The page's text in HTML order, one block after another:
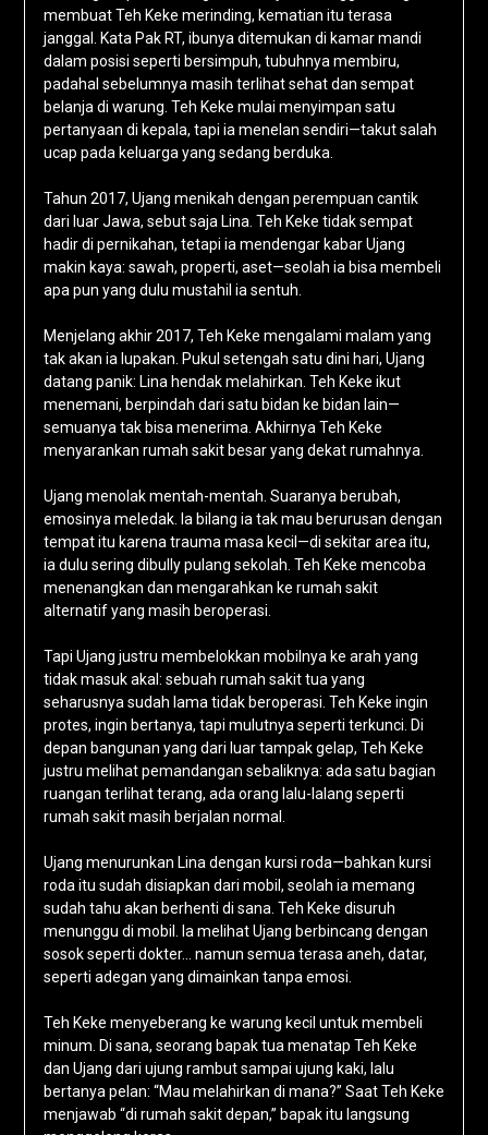
membuat Teh Keke merinding, kematian itu terasa
janggal. Kata Pak RT, ibunya ditemukan di kamar mandi
dalam posisi seperti bersimpuh, tubuhnya membiru,
padahal sebelumnya masih terlihat sehat dan sempat
belanja di warung. Teh Keke mulai menyimpan satu
pertanyaan di kepala, tapi ia menelan sendiri—takut salah
ucap pada keluarga yang sedang berduka.
Tahun 2017, Ujang menikah dengan perempuan cantik
dari luar Jawa, sebut saja Lina. Teh Keke tidak sempat
hadir di pernikahan, tetapi ia mendengar kabar Ujang
makin kaya: sawah, properti, aset—seolah ia bisa membeli
apa pun yang dulu mustahil ia sentuh.
Menjelang akhir 2017, Teh Keke mengalami malam yang
tak akan ia lupakan. Pukul setengah satu dini hari, Ujang
datang panik: Lina hendak melahirkan. Teh Keke ikut
menemani, berpindah dari satu bidan ke bidan lain—
semuanya tak bisa menerima. Akhirnya Teh Keke
menyarankan rumah sakit besar yang dekat rumahnya.
Ujang menolak mentah-mentah. Suaranya berubah,
emosinya meledak. Ia bilang ia tak mau berurusan dengan
tempat itu karena trauma masa kecil—di sekitar area itu,
ia dulu sering dibully pulang sekolah. Teh Keke mencoba
menenangkan dan mengarahkan ke rumah sakit
alternatif yang masih beroperasi.
Tapi Ujang justru membelokkan mobilnya ke arah yang
tidak masuk akal: sebuah rumah sakit tua yang
seharusnya sudah lama tidak beroperasi. Teh Keke ingin
protes, ingin bertanya, tapi mulutnya seperti terkunci. Di
depan bangunan yang dari luar tampak gelap, Teh Keke
justru melihat pemandangan sebaliknya: ada satu bagian
ruangan terlihat terang, ada orang lalu-lalang seperti
rumah sakit masih berjalan normal.
Ujang menurunkan Lina dengan kursi roda—bahkan kursi
roda itu sudah disiapkan dari mobil, seolah ia memang
sudah tahu akan berhenti di sana. Teh Keke disuruh
menunggu di mobil. Ia melihat Ujang berbincang dengan
sosok seperti dokter… namun semua terasa aneh, datar,
seperti adegan yang dimainkan tanpa emosi.
Teh Keke menyeberang ke warung kecil untuk membeli
minum. Di sana, seorang bapak tua menatap Teh Keke
dan Ujang dari ujung rambut sampai ujung kaki, lalu
bertanya pelan: “Mau melahirkan di mana?” Saat Teh Keke
menjawab “di rumah sakit depan,” bapak itu langsung